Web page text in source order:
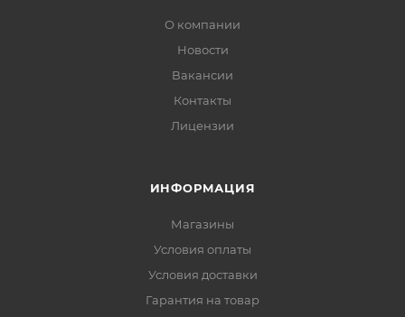
О компании
Новости
Вакансии
Контакты
Лицензии
ИНФОРМАЦИЯ
Магазины
Условия оплаты
Условия доставки
Гарантия на товар